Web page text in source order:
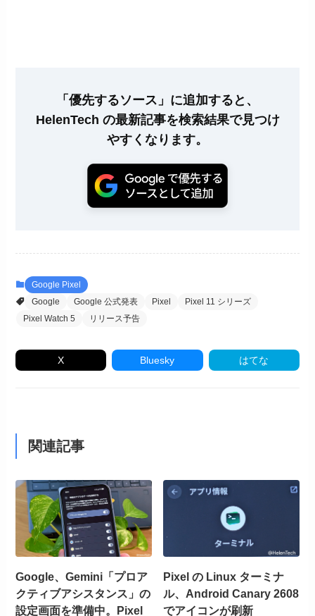
「優先するソース」に追加すると、
HelenTech の最新記事を検索結果で見つけ
やすくなります。
Google Pixel
Google
Google 公式発表 Pixel
Pixel 11 シリーズ
Pixel Watch 5
リリース予告
X Bluesky はてな
関連記事
Google、Gemini「プロア
クティブアシスタンス」の
設定画面を準備中。Pixel
Pixel の Linux ターミナ
ル、Android Canary 2608
でアイコンが刷新